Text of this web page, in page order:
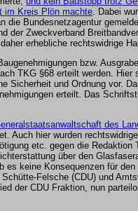
im Kreis Plön machte . Dabei
die Bundesnetzagentur
der Zweckverband
erhebliche rechtswidrige
bzw.
TKG §68 erteilt werden. Hier
Sicherheit und Ordnung vor.
erteilt. Das
des
Auch hier wurden
etc. gegen die Redaktion
über den
es keine Konsequenzen für den
Felsche (CDU) und
der CDU Fraktion, nun